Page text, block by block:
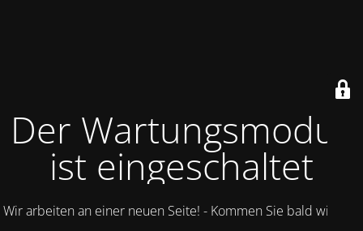
Der Wartungsmodus
ist eingeschaltet
Wir arbeiten an einer neuen Seite! - Kommen Sie bald wieder.